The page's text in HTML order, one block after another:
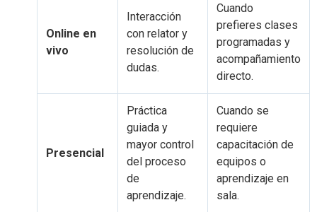
Online en
vivo
Interacción
con relator y
resolución de
dudas.
Cuando
prefieres clases
programadas y
acompañamiento
directo.
Presencial
Práctica
guiada y
mayor control
del proceso
de
aprendizaje.
Cuando se
requiere
capacitación de
equipos o
aprendizaje en
sala.